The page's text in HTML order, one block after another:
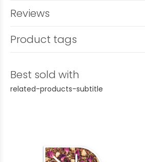
Reviews
Product tags
Best sold with
related-products-subtitle